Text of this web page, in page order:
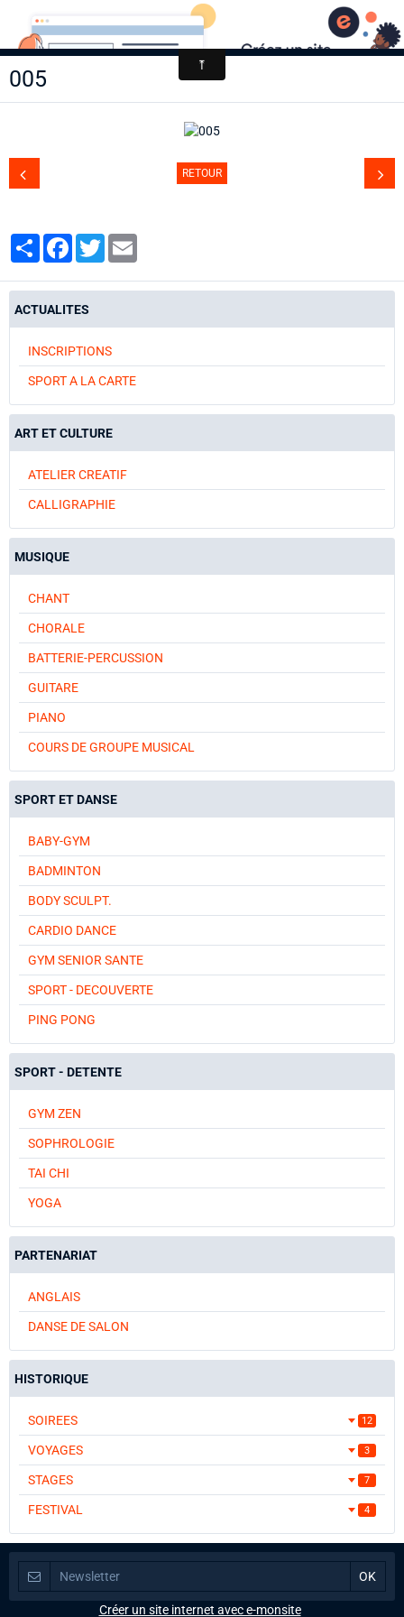
AACCA
Page d'accueil
Diaporamas
005
RETOUR
PartagerFacebook
Twitter
ACTUALITES
INSCRIPTIONS
SPORT A LA CARTE
ART ET CULTURE
ATELIER CREATIF
CALLIGRAPHIE
MUSIQUE
CHANT
CHORALE
BATTERIE-PERCUSSION
GUITARE
PIANO
COURS DE GROUPE MUSICAL
SPORT ET DANSE
BABY-GYM
BADMINTON
BODY SCULPT.
CARDIO DANCE
GYM SENIOR SANTE
SPORT - DECOUVERTE
PING PONG
SPORT - DETENTE
GYM ZEN
SOPHROLOGIE
TAI CHI
YOGA
PARTENARIAT
ANGLAIS
DANSE DE SALON
HISTORIQUE
SOIREES 12
VOYAGES 3
STAGES 7
FESTIVAL 4
Créer un site internet avec e-monsite